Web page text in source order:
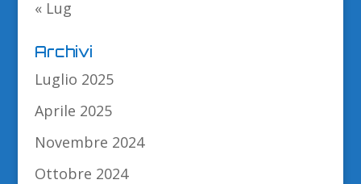
« Lug
Archivi
Luglio 2025
Aprile 2025
Novembre 2024
Ottobre 2024